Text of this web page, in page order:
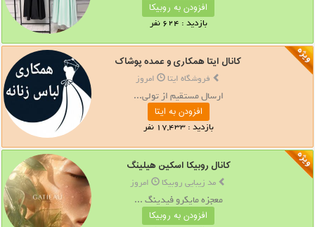
افزودن به روبیکا
بازدید : 624 نفر
کانال ایتا همکاری و عمده پوشاک
فروشگاه ایتا امروز
ارسال مستقیم از تولی...
افزودن به ایتا
بازدید : 17,433 نفر
کانال روبیکا اسکین هیلینگ
مد زیبایی روبیکا امروز
معجزه مایکرو فیدینگ ...
افزودن به روبیکا